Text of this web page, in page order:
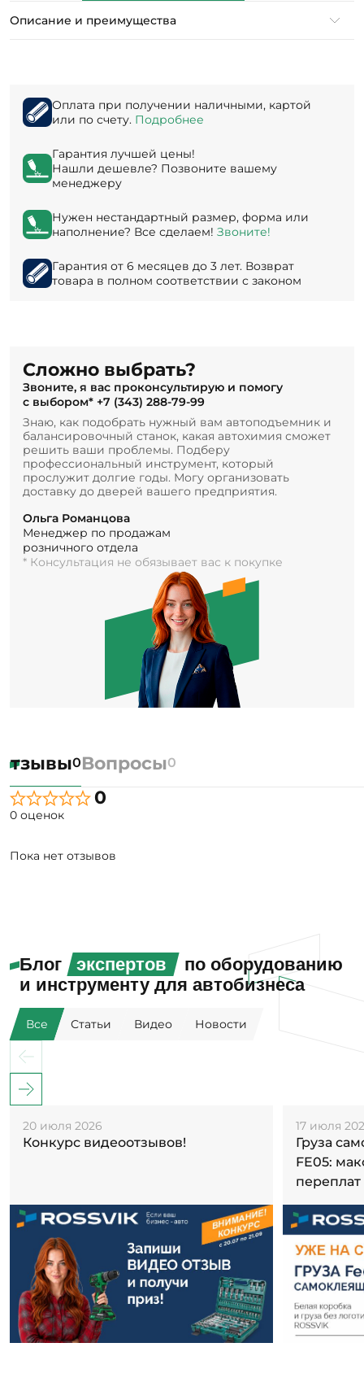
Описание и преимущества
Оплата при получении наличными, картой
или по счету. Подробнее
Гарантия лучшей цены!
Нашли дешевле? Позвоните вашему
менеджеру
Нужен нестандартный размер, форма или
наполнение? Все сделаем! Звоните!
Гарантия от 6 месяцев до 3 лет. Возврат
товара в полном соответствии с законом
Сложно выбрать?
Звоните, я вас проконсультирую и помогу
с выбором* +7 (343) 288-79-99
Знаю, как подобрать нужный вам автоподъемник и
балансировочный станок, какая автохимия сможет
решить ваши проблемы. Подберу
профессиональный инструмент, который
прослужит долгие годы. Могу организовать
доставку до дверей вашего предприятия.
Ольга Романцова
Менеджер по продажам
розничного отдела
* Консультация не обязывает вас к покупке
0Вопросы0
0
0 оценок
Пока нет отзывов
Блог экспертов
по оборудованию
и инструменту для автобизнеса
Все Статьи Видео Новости
20 июля 2026
Конкурс видеоотзывов!
17 июля
Груза
FE05:
переплат